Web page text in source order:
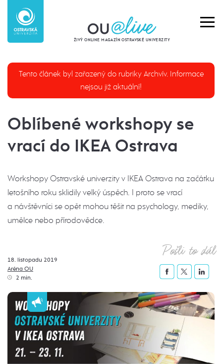
ŽIVÝ ONLINE MAGAZÍN OSTRAVSKÉ UNIVERZITY
Tento článek byl zařazený do rubriky Archvív. Informace
nejsou již aktuální!
Oblíbené workshopy se
vrací do IKEA Ostrava
Workshopy Ostravské univerzity v IKEA Ostrava na začátku
letošního roku sklidily velký úspěch. I proto se vrací
a návštěvníci se opět mohou těšit na psychology, mediky,
umělce nebo přírodovědce.
18. listopadu 2019
Aréna OU
2 min.
Pošli to dál